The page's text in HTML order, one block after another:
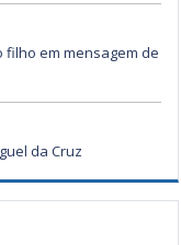
em mensagem de
da Cruz